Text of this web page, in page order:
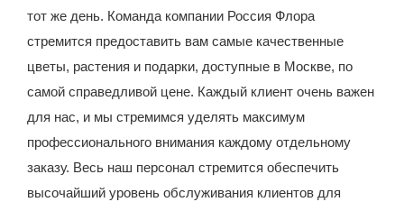
тот же день. Команда компании Россия Флора
стремится предоставить вам самые качественные
цветы, растения и подарки, доступные в Москве, по
самой справедливой цене. Каждый клиент очень важен
для нас, и мы стремимся уделять максимум
профессионального внимания каждому отдельному
заказу. Весь наш персонал стремится обеспечить
высочайший уровень обслуживания клиентов для